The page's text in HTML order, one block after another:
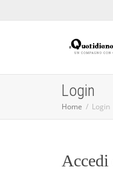
Login
Home Login
Accedi